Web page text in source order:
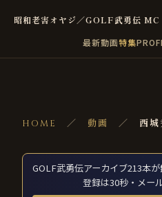
昭和老害オヤジ／GOLF武勇伝 MC
最新動画特集
HOME ／ 動画 ／ 西城
GOLF武勇伝アーカイブ213本が
登録は30秒・メー